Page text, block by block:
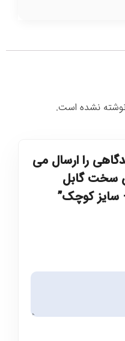
نشده است.
را ارسال می
سخت گابل